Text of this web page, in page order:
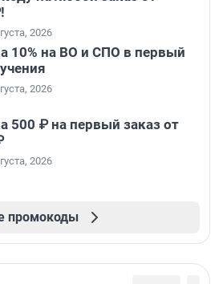
2026
10% на ВО и СПО в первый
2026
500 ₽ на первый заказ от
2026
промокоды